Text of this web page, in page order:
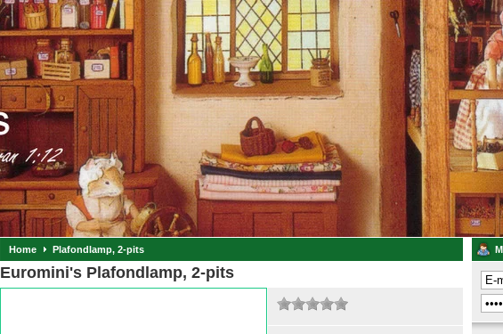
Home Plafondlamp, 2-pits
Euromini's Plafondlamp, 2-pits